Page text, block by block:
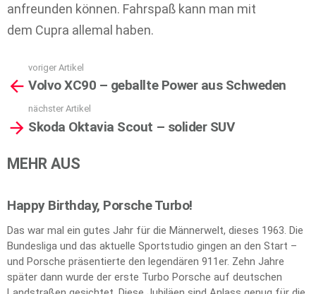
anfreunden können. Fahrspaß kann man mit
dem Cupra allemal haben.
more
voriger Artikel
Volvo XC90 – geballte Power aus Schweden
nächster Artikel
Skoda Oktavia Scout – solider SUV
MEHR AUS
Happy Birthday, Porsche Turbo!
Das war mal ein gutes Jahr für die Männerwelt, dieses 1963. Die
Bundesliga und das aktuelle Sportstudio gingen an den Start –
und Porsche präsentierte den legendären 911er. Zehn Jahre
später dann wurde der erste Turbo Porsche auf deutschen